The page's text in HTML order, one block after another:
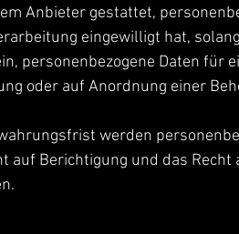
Anbieter gestattet,
eingewilligt hat,
personenbezogene Daten für
oder auf Anordnung einer
werden
auf Berichtigung und das